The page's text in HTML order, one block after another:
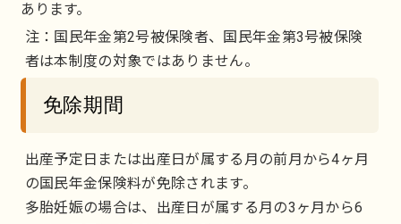
あります。
注：国民年金第2号被保険者、国民年金第3号被保険
者は本制度の対象ではありません。
免除期間
出産予定日または出産日が属する月の前月から4ヶ月
の国民年金保険料が免除されます。
多胎妊娠の場合は、出産日が属する月の3ヶ月から6